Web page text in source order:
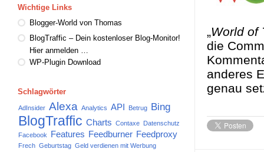
Wichtige Links
Blogger-World von Thomas
BlogTraffic – Dein kostenloser Blog-Monitor!
Hier anmelden …
WP-Plugin Download
Schlagwörter
AdInsider Alexa Analytics API Betrug Bing
BlogTraffic Charts Contaxe Datenschutz
Facebook
Features Feedburner Feedproxy
Frech Geburtstag Geld verdienen mit Werbung
„World of
die
anderes
genau